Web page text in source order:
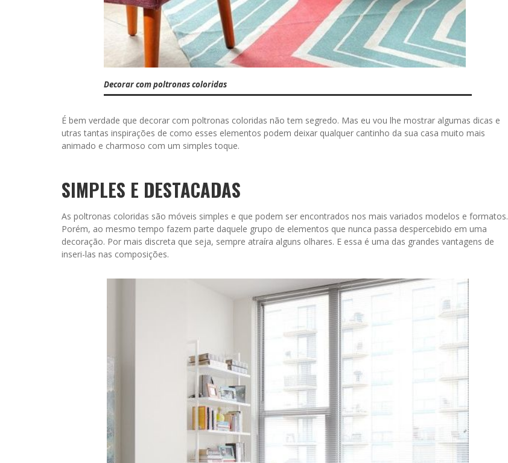
Decorar com poltronas coloridas
É bem verdade que decorar com poltronas coloridas não tem segredo. Mas eu vou lhe mostrar algumas dicas e
utras tantas inspirações de como esses elementos podem deixar qualquer cantinho da sua casa muito mais
animado e charmoso com um simples toque.
SIMPLES E DESTACADAS
As poltronas coloridas são móveis simples e que podem ser encontrados nos mais variados modelos e formatos.
Porém, ao mesmo tempo fazem parte daquele grupo de elementos que nunca passa despercebido em uma
decoração. Por mais discreta que seja, sempre atraíra alguns olhares. E essa é uma das grandes vantagens de
inseri-las nas composições.